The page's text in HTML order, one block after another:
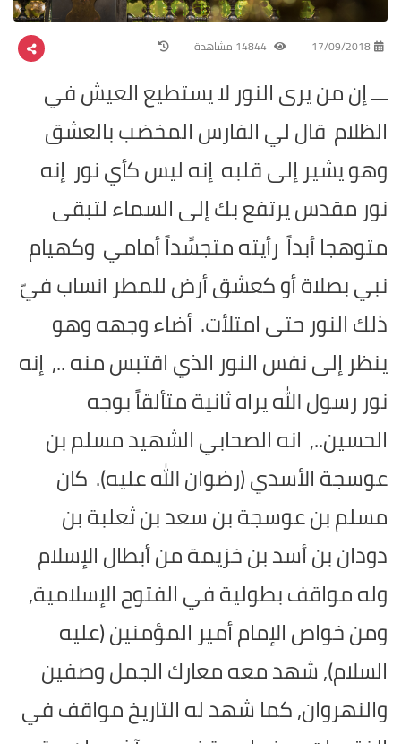
17/09/2018
ـــ إن من يرى النور لا يستطيع العيش في
الظلام قال لي الفارس المخضب بالعشق
وهو يشير إلى قلبه إنه ليس كأي نور إنه
نور مقدس يرتفع بك إلى السماء لتبقى
متوهجا أبداً رأيته متجسِّداً أمامي وكهيام
نبي بصلاة أو كعشق أرض للمطر انساب فيّ
ذلك النور حتى امتلأت. أضاء وجهه وهو
ينظر إلى نفس النور الذي اقتبس منه .., إنه
نور رسول الله يراه ثانية متألقاً بوجه
الحسين.., انه الصحابي الشهيد مسلم بن
عوسجة الأسدي (رضوان الله عليه). كان
مسلم بن عوسجة بن سعد بن ثعلبة بن
دودان بن أسد بن خزيمة من أبطال الإسلام
وله مواقف بطولية في الفتوح الإسلامية,
ومن خواص الإمام أمير المؤمنين (عليه
السلام), شهد معه معارك الجمل وصفين
والنهروان, كما شهد له التاريخ مواقف في